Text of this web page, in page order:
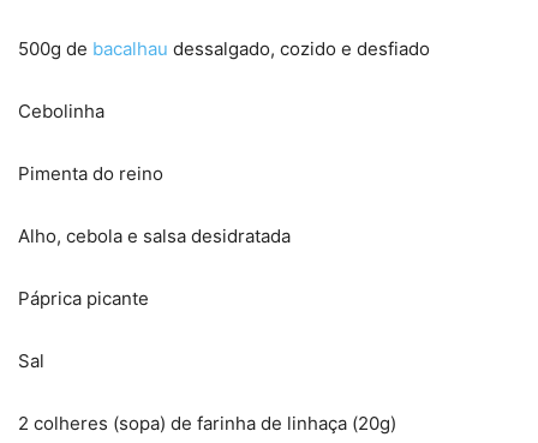
500g de bacalhau dessalgado, cozido e desfiado
Cebolinha
Pimenta do reino
Alho, cebola e salsa desidratada
Páprica picante
Sal
2 colheres (sopa) de farinha de linhaça (20g)